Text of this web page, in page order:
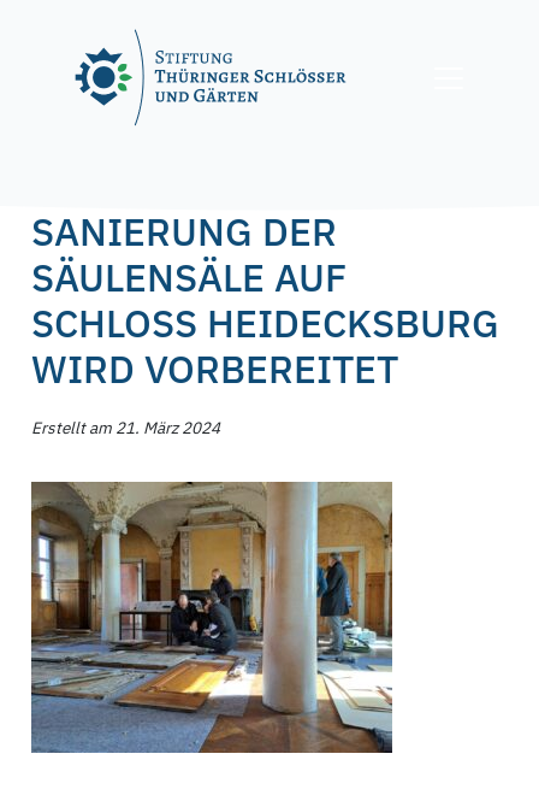
SANIERUNG DER
SÄULENSÄLE AUF
SCHLOSS HEIDECKSBURG
WIRD VORBEREITET
Erstellt am 21. März 2024